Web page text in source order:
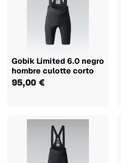
Gobik Limited 6.0 negro
hombre culotte corto
95,00 €